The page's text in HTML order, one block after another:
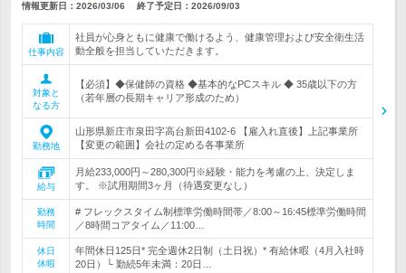
情報更新日：2026/03/06 終了予定日： 2026/09/03
仕事内容
社員が心身ともに健康で働けるよう、健康管理および安全衛生活
動全般を担当していただきます。
対象と
なる方
【必須】◆保健師の資格 ◆基本的なPCスキル ◆ 35歳以下の方
（若年層の長期キャリア形成のため）
勤務地
山形県新庄市泉田字高台新田4102-6 【雇入れ直後】上記事業所
【変更の範囲】会社の定める各事業所
給与
月給233,000円～280,300円※経験・能力を考慮の上、決定しま
す。 ※試用期間3ヶ月（待遇変更なし）
勤務
時間
# フレックスタイム制標準労働時間帯／8:00～16:45標準労働時間
／8時間コアタイム／11:00…
休日
休暇
年間休日125日* 完全週休2日制（土日祝）* 有給休暇（4月入社時
20日）└ 勤続5年未満：20日…